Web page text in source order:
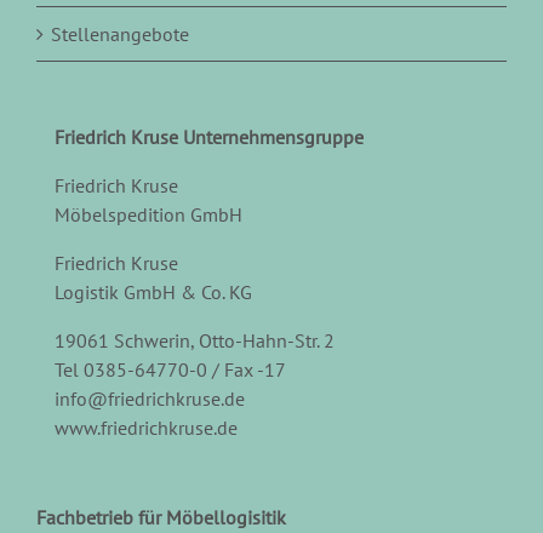
Stellenangebote
Friedrich Kruse Unternehmensgruppe
Friedrich Kruse
Möbelspedition GmbH
Friedrich Kruse
Logistik GmbH & Co. KG
19061 Schwerin, Otto-Hahn-Str. 2
Tel 0385-64770-0 / Fax -17
info@friedrichkruse.de
www.friedrichkruse.de
Fachbetrieb für Möbellogisitik